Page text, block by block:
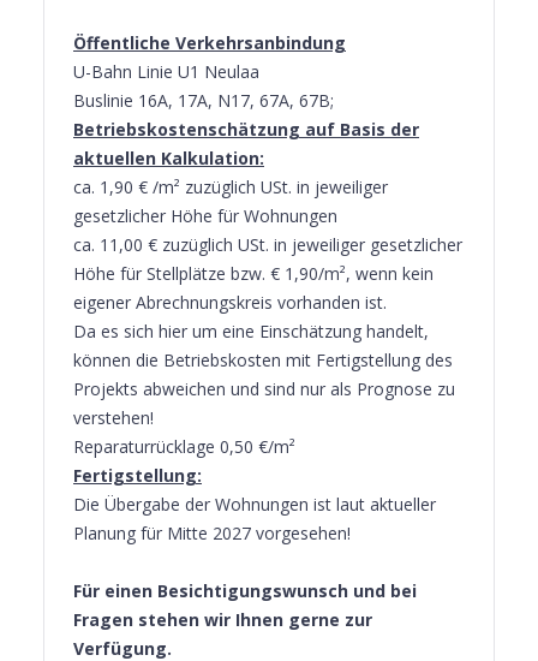
Öffentliche Verkehrsanbindung
U-Bahn Linie U1 Neulaa
Buslinie 16A, 17A, N17, 67A, 67B;
Betriebskostenschätzung auf Basis der
aktuellen Kalkulation:
ca. 1,90 € /m² zuzüglich USt. in jeweiliger
gesetzlicher Höhe für Wohnungen
ca. 11,00 € zuzüglich USt. in jeweiliger gesetzlicher
Höhe für Stellplätze bzw. € 1,90/m², wenn kein
eigener Abrechnungskreis vorhanden ist.
Da es sich hier um eine Einschätzung handelt,
können die Betriebskosten mit Fertigstellung des
Projekts abweichen und sind nur als Prognose zu
verstehen!
Reparaturrücklage 0,50 €/m²
Fertigstellung:
Die Übergabe der Wohnungen ist laut aktueller
Planung für Mitte 2027 vorgesehen!
Für einen Besichtigungswunsch und bei
Fragen stehen wir Ihnen gerne zur
Verfügung.